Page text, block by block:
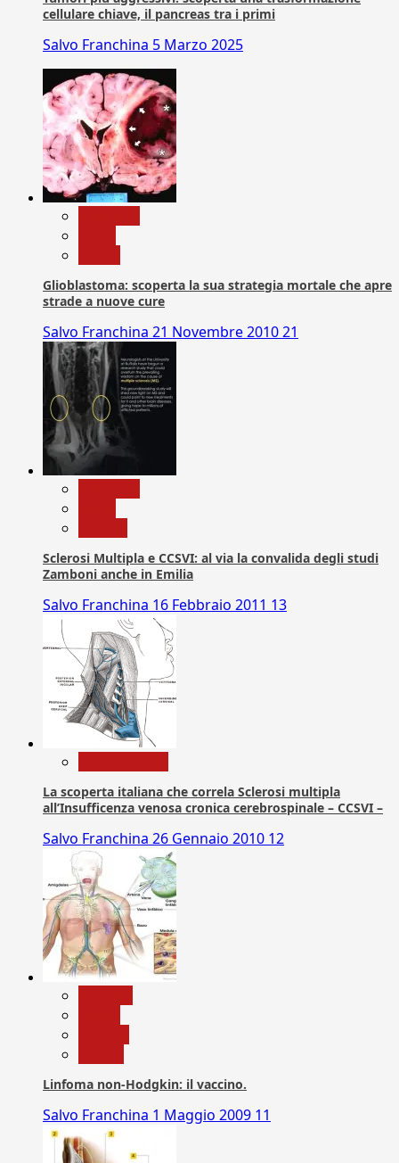
cellulare chiave, il pancreas tra i primi
Salvo Franchina 5 Marzo 2025
Glioblastoma: scoperta la sua strategia mortale che apre
strade a nuove cure
Salvo Franchina 21 Novembre 201021
Sclerosi Multipla e CCSVI: al via la convalida degli studi
Zamboni anche in Emilia
Salvo Franchina 16 Febbraio 2011 13
La scoperta italiana che correla Sclerosi multipla
all’Insufficenza venosa cronica cerebrospinale – CCSVI –
Salvo Franchina 26 Gennaio 2010 12
Linfoma non-Hodgkin: il vaccino.
Salvo Franchina 1 Maggio 2009 11